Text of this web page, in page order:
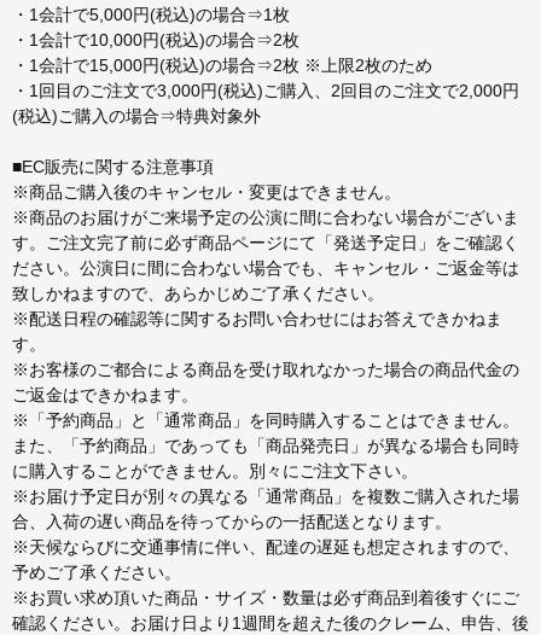
・1会計で5,000円(税込)の場合⇒1枚
・1会計で10,000円(税込)の場合⇒2枚
・1会計で15,000円(税込)の場合⇒2枚 ※上限2枚のため
・1回目のご注文で3,000円(税込)ご購入、2回目のご注文で2,000円
(税込)ご購入の場合⇒特典対象外
■EC販売に関する注意事項
※商品ご購入後のキャンセル・変更はできません。
※商品のお届けがご来場予定の公演に間に合わない場合がございま
す。ご注文完了前に必ず商品ページにて「発送予定日」をご確認く
ださい。公演日に間に合わない場合でも、キャンセル・ご返金等は
致しかねますので、あらかじめご了承ください。
※配送日程の確認等に関するお問い合わせにはお答えできかねま
す。
※お客様のご都合による商品を受け取れなかった場合の商品代金の
ご返金はできかねます。
※「予約商品」と「通常商品」を同時購入することはできません。
また、「予約商品」であっても「商品発売日」が異なる場合も同時
に購入することができません。別々にご注文下さい。
※お届け予定日が別々の異なる「通常商品」を複数ご購入された場
合、入荷の遅い商品を待ってからの一括配送となります。
※天候ならびに交通事情に伴い、配達の遅延も想定されますので、
予めご了承ください。
※お買い求め頂いた商品・サイズ・数量は必ず商品到着後すぐにご
確認ください。お届け日より1週間を超えた後のクレーム、申告、後